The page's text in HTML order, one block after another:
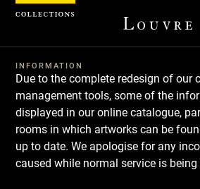
INFORMATION
Due to the complete redesign of our
management tools, some of the
displayed in our online catalogue,
rooms in which artworks can be
up to date. We apologise for any
caused while normal service is being
Cookies management panel